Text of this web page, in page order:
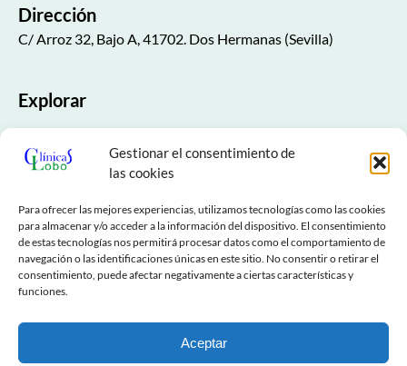
Gestionar el consentimiento de
las cookies
Para ofrecer las mejores experiencias, utilizamos tecnologías como las cookies
para almacenar y/o acceder a la información del dispositivo. El consentimiento
de estas tecnologías nos permitirá procesar datos como el comportamiento de
navegación o las identificaciones únicas en este sitio. No consentir o retirar el
consentimiento, puede afectar negativamente a ciertas características y
funciones.
Aceptar
Dirección
C/ Arroz 32, Bajo A, 41702. Dos Hermanas (Sevilla)
Explorar
Inicio
Nuestra Clínica
Especialidades
NESA
Contactar
Aviso Legal
Cookies